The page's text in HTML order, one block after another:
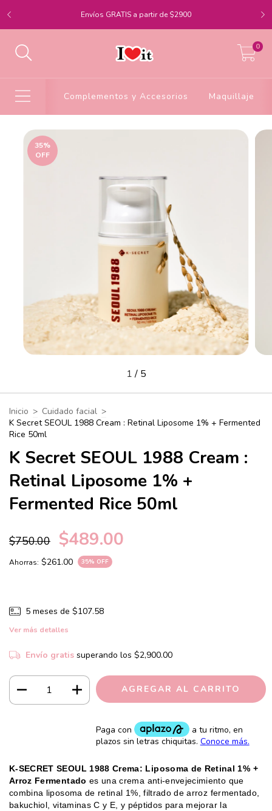
Envíos GRATIS a partir de $2900
0
Complementos y Accesorios Maquillaje
35%
OFF
1/ 5
Inicio > Cuidado facial >
K Secret SEOUL 1988 Cream : Retinal Liposome 1% + Fermented
Rice 50ml
K Secret SEOUL 1988 Cream :
Retinal Liposome 1% +
Fermented Rice 50ml
$750.00 $489.00
Ahorras: $261.00 35% OFF
5 meses de $107.58
Ver más detalles
Envío gratis superando los $2,900.00
K-SECRET SEOUL 1988 Crema: Liposoma de Retinal 1% +
Arroz Fermentado es una crema anti-envejecimiento que
combina liposoma de retinal 1%, filtrado de arroz fermentado,
bakuchiol, vitaminas C y E, y péptidos para mejorar la